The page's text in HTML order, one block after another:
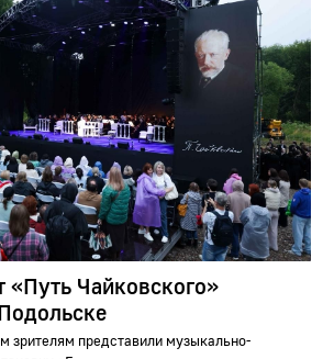
«Путь Чайковского»
зрителям представили музыкально-